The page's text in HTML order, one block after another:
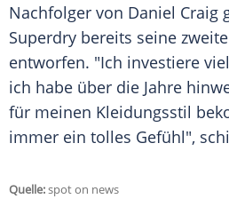
Nachfolger von Daniel Craig
Superdry bereits seine
entworfen. "Ich investiere
ich habe über die Jahre
für meinen Kleidungsstil
immer ein tolles Gefühl",
Quelle:spot on news